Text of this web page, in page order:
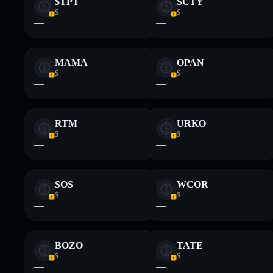
$—
—
$—
—
MAMA
$—
—
OPAN
$—
—
RTM
$—
—
URKO
$—
—
SOS
$—
—
WCOR
$—
—
BOZO
$—
—
TATE
$—
—